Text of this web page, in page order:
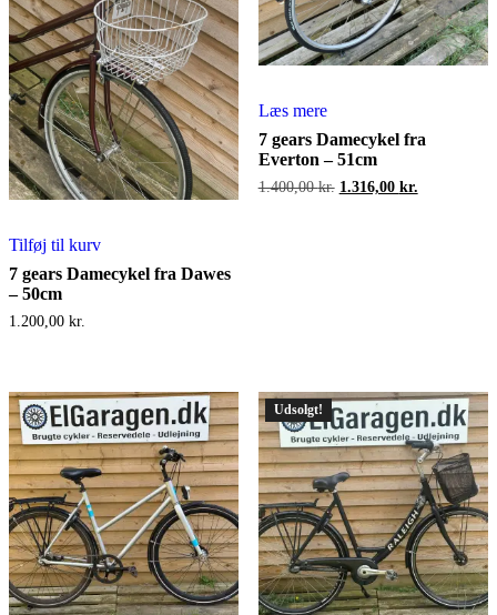
Tilføj til kurv
7 gears Damecykel fra Dawes
– 50cm
1.200,00 kr.
Læs mere
7 gears Damecykel fra
Everton – 51cm
1.400,00kr. Den
1.316,00 kr.Den
Udsolgt!